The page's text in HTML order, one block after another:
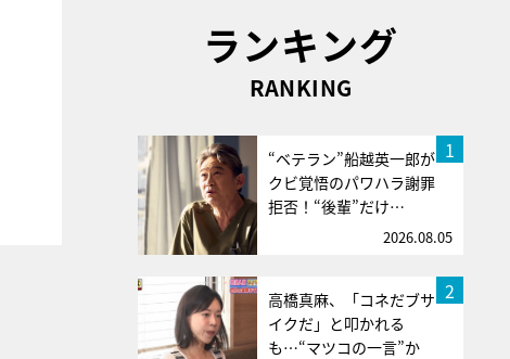
ランキング
RANKING
1
“ベテラン”船越英一郎が
クビ覚悟のパワハラ謝罪
拒否！“後輩”だけ…
2026.08.05
2
高橋真麻、「コネだブサ
イクだ」と叩かれる
も…“マツコの一言”か